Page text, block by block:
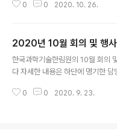
00 / 온라인(엘타워) ※ 정책연구
4650 ○ 제122회 한림콜로키엄(농
위한 식품 및 식물생명과학 융복
0 0 2020. 10. 26.
2020년 10월 회의 및 행
한국과학기술한림원의 10월 회의
다 자세한 내용은 하단에 명기한
0. 3.(토) ~ 6.(화) / 온라인 ※ 국
0 0 2020. 9. 23.